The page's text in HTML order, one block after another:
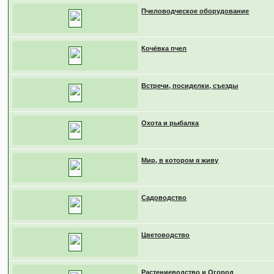
Пчеловодческое оборудование
Кочёвка пчел
Встречи, посиделки, съезды
Охота и рыбалка
Мир, в котором я живу
Садоводство
Цветоводство
Растениеводство и Огород